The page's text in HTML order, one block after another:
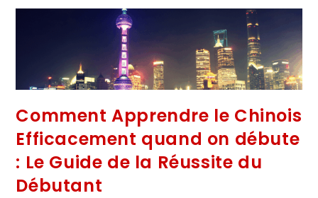
Comment Apprendre le Chinois
Efficacement quand on débute
: Le Guide de la Réussite du
Débutant